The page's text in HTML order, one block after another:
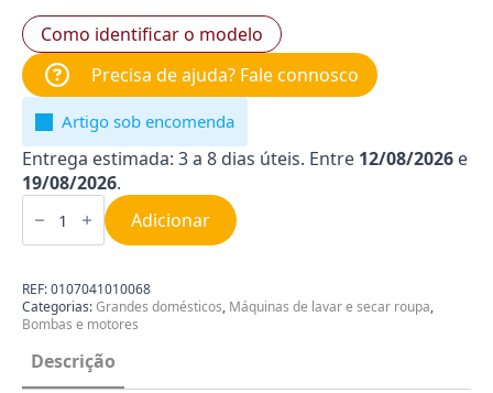
Como identificar o modelo
Precisa de ajuda? Fale connosco
Artigo sob encomenda
Entrega estimada: 3 a 8 dias úteis. Entre 12/08/2026 e
19/08/2026.
Quantidade
de
para
de
Lavar
Roupa
Candy
Adicionar
REF:0107041010068
Categorias:Grandes domésticos, Máquinas de lavar e secar roupa,
Bombas e motores
Descrição